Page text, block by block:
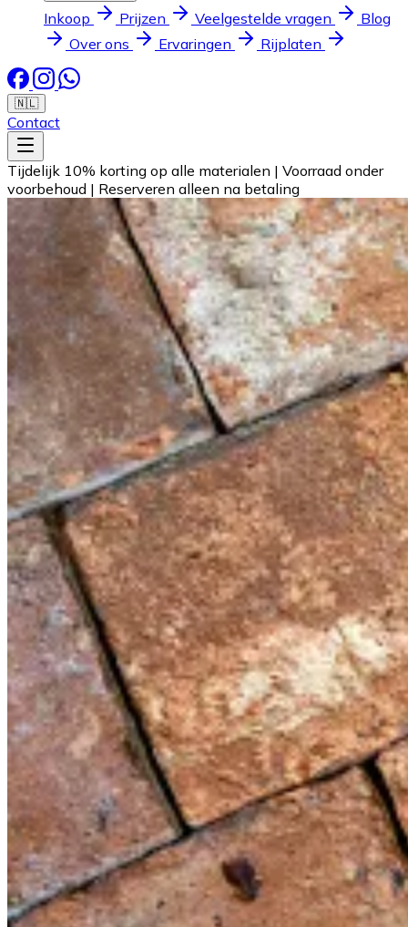
Inkoop Prijzen Veelgestelde vragen
Blog
Over ons
Ervaringen Rijplaten
🇳🇱
Contact
Tijdelijk 10% korting op alle materialen | Voorraad onder
voorbehoud | Reserveren alleen na betaling